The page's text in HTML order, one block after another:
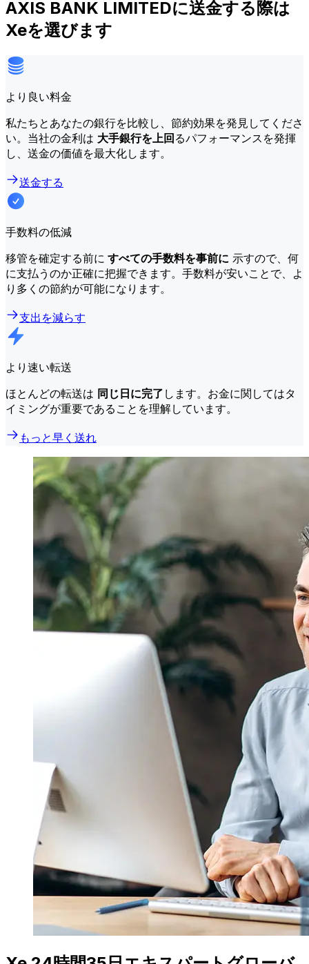
AXIS BANK LIMITEDに送金する際は
Xeを選びます
より良い料金
私たちとあなたの銀行を比較し、節約効果を発見してくださ
い。当社の金利は 大手銀行を上回るパフォーマンスを発揮
し、送金の価値を最大化します。
送金する
手数料の低減
移管を確定する前に すべての手数料を事前に 示すので、何
に支払うのか正確に把握できます。手数料が安いことで、よ
り多くの節約が可能になります。
支出を減らす
より速い転送
ほとんどの転送は 同じ日に完了 します。お金に関してはタ
イミングが重要であることを理解しています。
もっと早く送れ